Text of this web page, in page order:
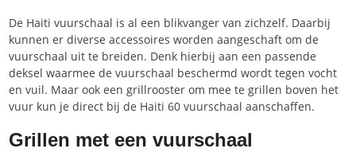
De Haiti vuurschaal is al een blikvanger van zichzelf. Daarbij
kunnen er diverse accessoires worden aangeschaft om de
vuurschaal uit te breiden. Denk hierbij aan een passende
deksel waarmee de vuurschaal beschermd wordt tegen vocht
en vuil. Maar ook een grillrooster om mee te grillen boven het
vuur kun je direct bij de Haiti 60 vuurschaal aanschaffen.
Grillen met een vuurschaal